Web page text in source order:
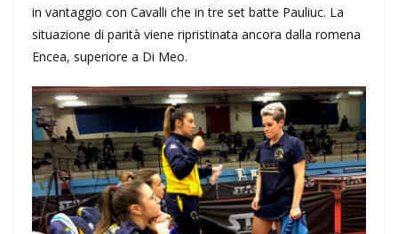
in vantaggio con Cavalli che in tre set batte Pauliuc. La
situazione di parità viene ripristinata ancora dalla romena
Encea, superiore a Di Meo.